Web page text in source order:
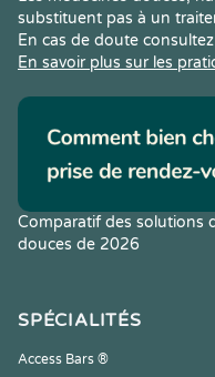
substituent pas à un
En cas de doute
En savoir plus sur les
Comparatif des solutions
douces de 2026
SPÉCIALITÉS
Access Bars ®